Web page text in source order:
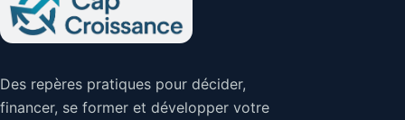
Des repères pratiques pour décider,
financer, se former et développer votre